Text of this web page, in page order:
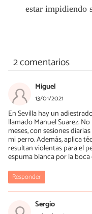
estar impidiendo
2 comentarios
Miguel
13/01/2021
En Sevilla hay un
llamado Manuel Suarez.
meses, con sesiones
mi perro. Además, aplica
resultan violentas para el
espuma blanca por la
Responder
Sergio